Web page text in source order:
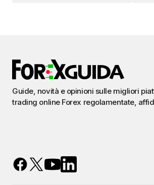
Guide, novità e opinioni sulle migliori
trading online Forex regolamentate,